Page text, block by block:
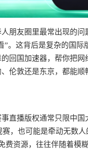
朋友圈里最常出现的
。这背后是复杂的国
回国加速器，帮你把
伦敦还是东京，都能
直播版权通常只限中
，也可能是牵动无数
资源，往往伴随着模